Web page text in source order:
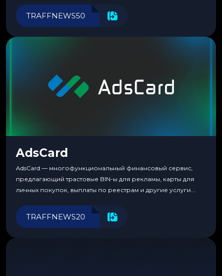
перестаешь воспринимать всерьез любой новый продукт,
пока тот не докажет обратное делом. LuckyCards — история
TRAFFNEWS50
AdsCard
AdsCard — многофункциональный финансовый сервис,
предлагающий трастовые BIN-ы для рекламы, карты для
личных покупок, выплаты по реестрам и другие услуги.
инструменты для управления финансами.
TRAFFNEWS20